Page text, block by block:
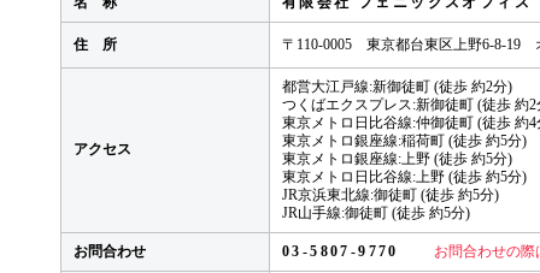
住 所 〒110-0005 東京都台東区上野6-8-19
アクセス
都営大江戸線:新御徒町 (徒歩 約2分)
つくばエクスプレス:新御徒町 (徒歩 約2
東京メトロ日比谷線:仲御徒町 (徒歩 約4
東京メトロ銀座線:稲荷町 (徒歩 約5分)
東京メトロ銀座線:上野 (徒歩 約5分)
東京メトロ日比谷線:上野 (徒歩 約5分)
JR京浜東北線:御徒町 (徒歩 約5分)
JR山手線:御徒町 (徒歩 約5分)
お問合わせ 03-5807-9770 お問合わせの